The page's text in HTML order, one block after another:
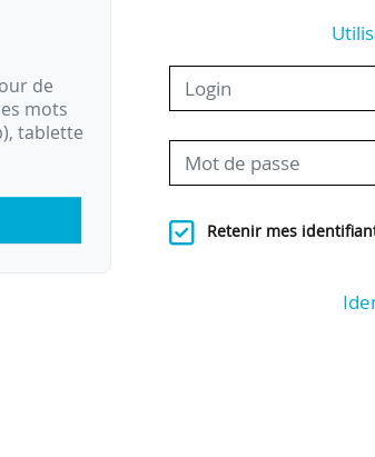
de
mots
tablette
Retenir mes